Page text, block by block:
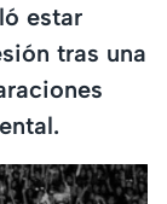
estar
tras una